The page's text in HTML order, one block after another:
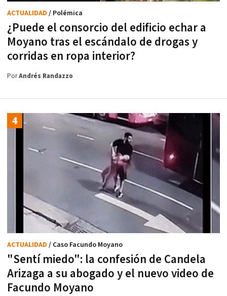
¿Puede el consorcio del edificio echar a
Moyano tras el escándalo de drogas y
corridas en ropa interior?
ACTUALIDAD / Polémica
PorAndrés Randazzo
"Sentí miedo": la confesión de Candela
Arizaga a su abogado y el nuevo video de
Facundo Moyano
ACTUALIDAD / Caso Facundo Moyano